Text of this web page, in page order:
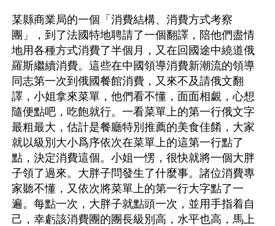
某縣商業局的一個「消費結構、消費方式考察
團」，到了法國特地聘請了一個翻譯，陪他們盡情
地用各種方式消費了半個月，又在回國途中繞道俄
羅斯繼續消費。這些在中國領導消費新潮流的領導
同志第一次到俄國餐館消費，又來不及請俄文翻
譯，小姐拿來菜單，他們看不懂，面面相覷，心想
隨便點吧，吃飽就行。一看菜單上的第一行俄文字
最粗最大，估計是餐廳特別推薦的美食佳餚，大家
就以級別大小爲序依次在菜單上的這第一行點了
點，決定消費這個。小姐一愣，很快就將一個大胖
子領了過來。大胖子問發生了什麼事。諸位消費專
家聽不懂，又依次將菜單上的第一行大字點了一
遍。每點一次，大胖子就點頭一次，並用手指着自
己，幸虧該消費團的團長級別高，水平也高，馬上